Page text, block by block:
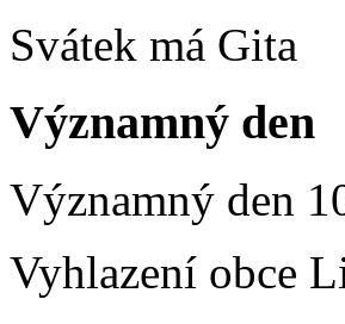
Svátek má Gita
Významný den
Významný den
Vyhlazení obce